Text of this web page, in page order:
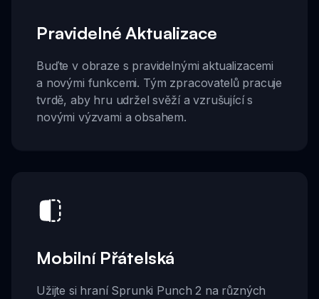
Pravidelné Aktualizace
Buďte v obraze s pravidelnými aktualizacemi
a novými funkcemi. Tým zpracovatelů pracuje
tvrdě, aby hru udržel svěží a vzrušující s
novými výzvami a obsahem.
Mobilní Přátelská
Užijte si hraní Sprunki Punch 2 na různých